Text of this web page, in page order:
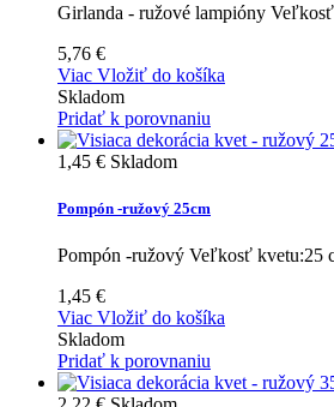
Girlanda - ružové lampióny
5,76 €
Viac Vložiť do košíka
Skladom
Pridať k porovnaniu
1,45 € Skladom
Pompón -ružový 25cm
Pompón -ružový Veľkosť kvetu:25
1,45 €
Viac Vložiť do košíka
Skladom
Pridať k porovnaniu